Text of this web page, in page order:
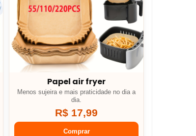
Papel air fryer
Menos sujeira e mais praticidade no dia a
dia.
R$ 17,99
Comprar